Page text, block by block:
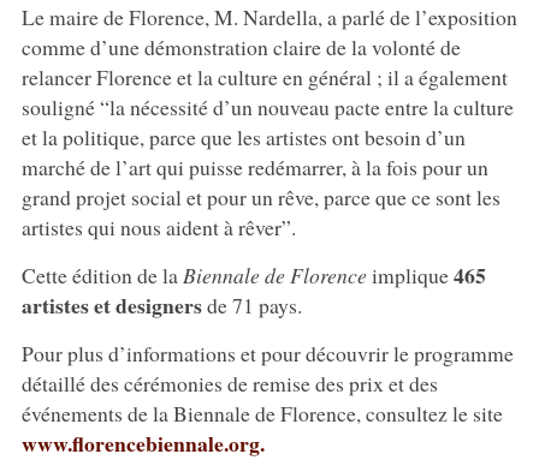
Le maire de Florence, M. Nardella, a parlé de l’exposition
comme d’une démonstration claire de la volonté de
relancer Florence et la culture en général ; il a également
souligné “la nécessité d’un nouveau pacte entre la culture
et la politique, parce que les artistes ont besoin d’un
marché de l’art qui puisse redémarrer, à la fois pour un
grand projet social et pour un rêve, parce que ce sont les
artistes qui nous aident à rêver”.
Cette édition de la Biennale de Florenceimplique465
artistes et designersde 71 pays.
Pour plus d’informations et pour découvrir le programme
détaillé des cérémonies de remise des prix et des
événements de la Biennale de Florence, consultez le site
www.florencebiennale.org.